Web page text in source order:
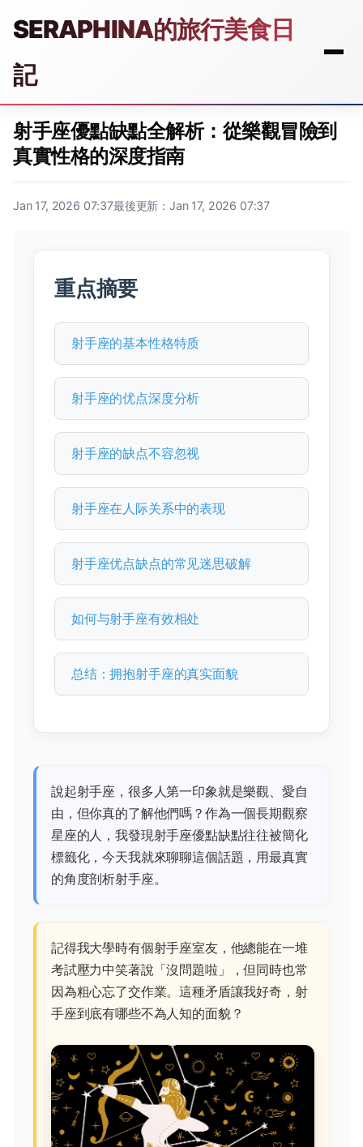
SERAPHINA的旅行美食日
記
射手座優點缺點全解析：從樂觀冒險到
真實性格的深度指南
Jan 17, 2026 07:37最後更新：Jan 17, 2026 07:37
重点摘要
射手座的基本性格特质
射手座的优点深度分析
射手座的缺点不容忽视
射手座在人际关系中的表现
射手座优点缺点的常见迷思破解
如何与射手座有效相处
总结：拥抱射手座的真实面貌
說起射手座，很多人第一印象就是樂觀、愛自
由，但你真的了解他們嗎？作為一個長期觀察
星座的人，我發現射手座優點缺點往往被簡化
標籤化，今天我就來聊聊這個話題，用最真實
的角度剖析射手座。
記得我大學時有個射手座室友，他總能在一堆
考試壓力中笑著說「沒問題啦」，但同時也常
因為粗心忘了交作業。這種矛盾讓我好奇，射
手座到底有哪些不為人知的面貌？